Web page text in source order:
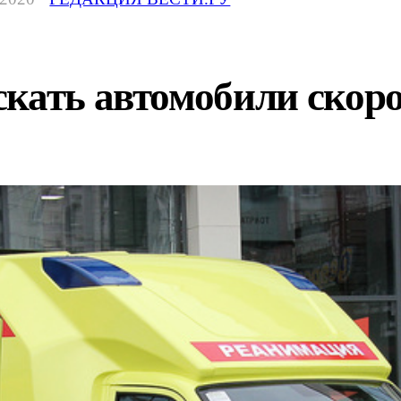
автомобили